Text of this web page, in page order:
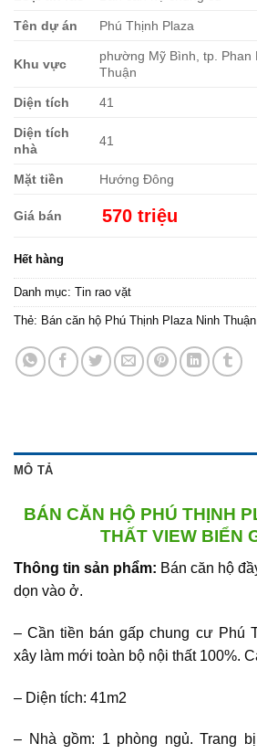
Tên dự án Phú Thịnh Plaza
Khu vực
phường Mỹ Bình, tp. Phan
Thuận
Diện tích 41
Diện tích
nhà
41
Mặt tiền Hướng Đông
Giá bán 570 triệu
Hết hàng
Danh mục: Tin rao vặt
Thẻ: Bán căn hộ Phú Thịnh Plaza Ninh Thuận
MÔ TẢ
BÁN CĂN HỘ PHÚ THỊNH
THẤT VIEW BIỂN
Thông tin sản phẩm: Bán căn hộ
dọn vào ở.
– Cần tiền bán gấp chung cư Phú
xây làm mới toàn bộ nội thất 100%.
– Diện tích: 41m2
– Nhà gồm: 1 phòng ngủ. Trang